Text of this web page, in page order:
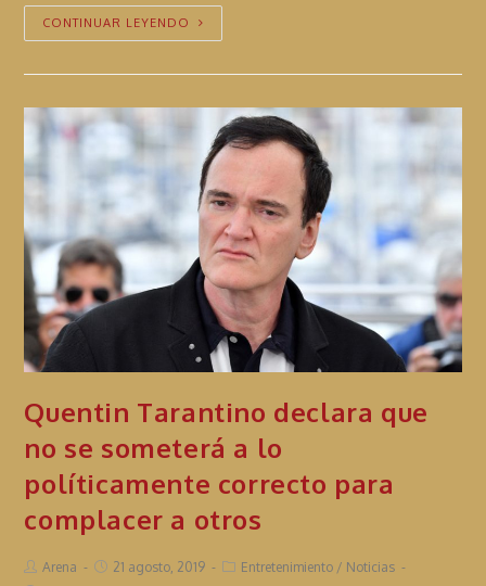
CONTINUAR LEYENDO
Quentin Tarantino declara que
no se someterá a lo
políticamente correcto para
complacer a otros
Arena 21 agosto, 2019 Entretenimiento / Noticias